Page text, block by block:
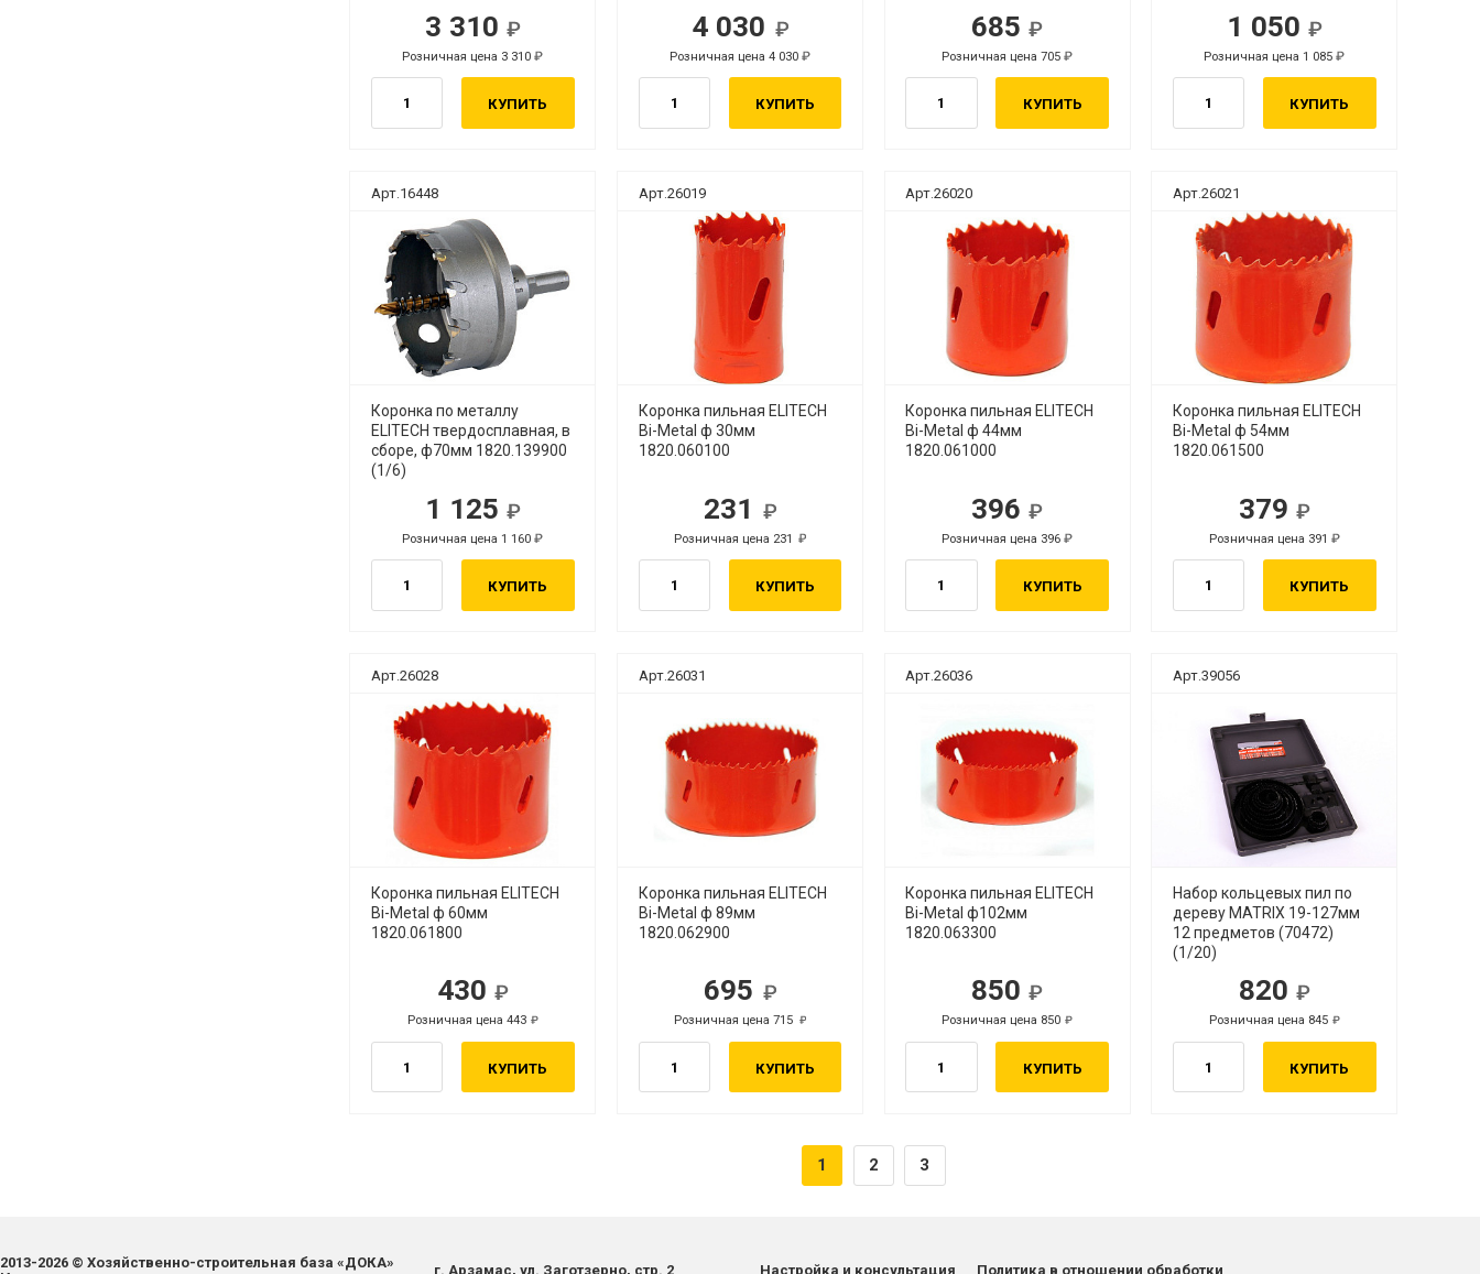
3 310
Розничная цена 3 310
КУПИТЬ
4 030
Розничная цена 4 030
КУПИТЬ
685
руб.
Розничная цена 705
руб.
КУПИТЬ
1 050
руб.
Розничная цена 1 085
руб.
КУПИТЬ
Арт.16448
Коронка по металлу
ELITECH твердосплавная, в
сборе, ф70мм 1820.139900
(1/6)
1 125
Розничная цена 1 160
КУПИТЬ
Арт.26019
Коронка пильная ELITECH
Bi-Metal ф 30мм
1820.060100
231
Розничная цена 231
КУПИТЬ
Арт.26020
Коронка пильная ELITECH
Bi-Metal ф 44мм
1820.061000
396
руб.
Розничная цена 396
руб.
КУПИТЬ
Арт.26021
Коронка пильная ELITECH
Bi-Metal ф 54мм
1820.061500
379
руб.
Розничная цена 391
руб.
КУПИТЬ
Арт.26028
Коронка пильная ELITECH
Bi-Metal ф 60мм
1820.061800
430
Розничная цена 443
КУПИТЬ
Арт.26031
Коронка пильная ELITECH
Bi-Metal ф 89мм
1820.062900
695
Розничная цена 715
КУПИТЬ
Арт.26036
Коронка пильная ELITECH
Bi-Metal ф102мм
1820.063300
850
руб.
Розничная цена 850
руб.
КУПИТЬ
Арт.39056
Набор кольцевых пил по
дереву MATRIX 19-127мм
12 предметов (70472)
(1/20)
820
руб.
Розничная цена 845
руб.
КУПИТЬ
1 2 3
2013-2026 © Хозяйственно-строительная база «ДОКА»
г. Арзамас, ул. Заготзерно, стр. 2 Настройка и консультация Политика в отношении обработки